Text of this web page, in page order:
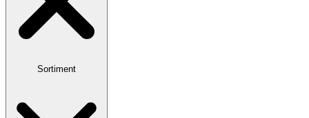
Sortiment